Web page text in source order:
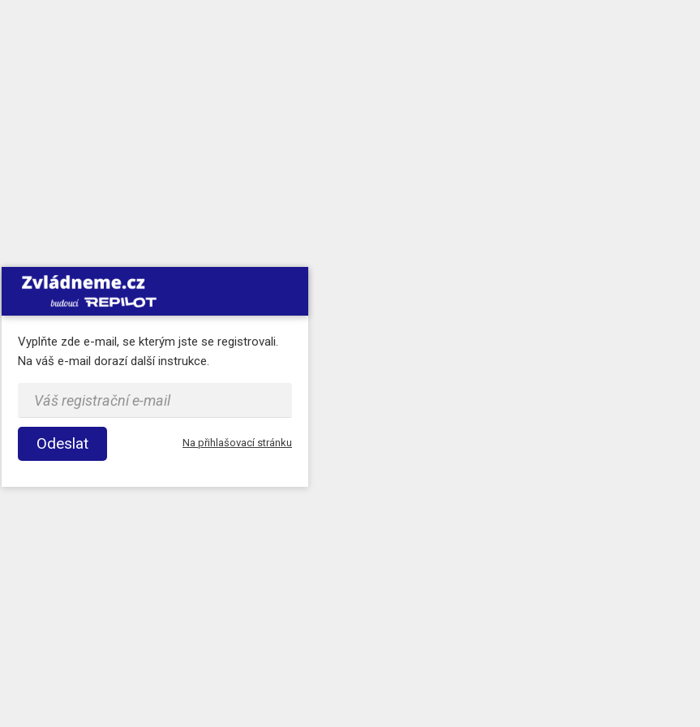
Vyplňte zde e-mail, se kterým jste se registrovali.
Na váš e-mail dorazí další instrukce.
Odeslat Na přihlašovací stránku